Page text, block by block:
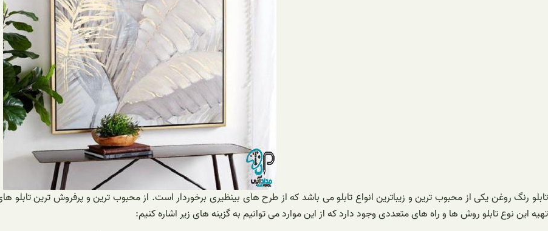
تابلو رنگ روغن یکی از محبوب ترین و زیباترین انواع تابلو می باشد که از طرح های بینظیری برخوردار است. از محبوب ترین و پرفروش ترین
تهیه این نوع تابلو روش ها و راه های متعددی وجود دارد که از این موارد می توانیم به گزینه های زیر اشاره کنیم: